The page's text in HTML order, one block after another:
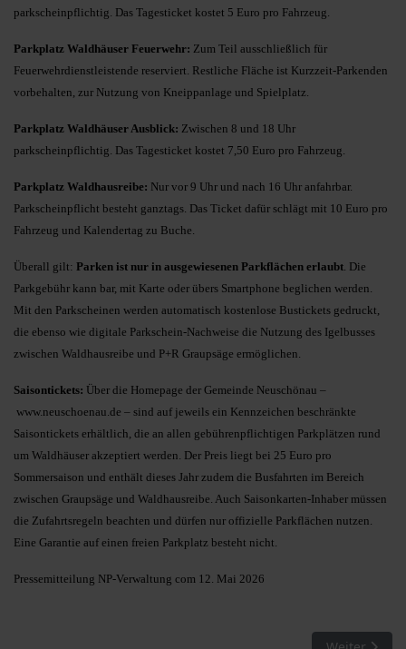
parkscheinpflichtig. Das Tagesticket kostet 5 Euro pro Fahrzeug.
Parkplatz Waldhäuser Feuerwehr: Zum Teil ausschließlich für
Feuerwehrdienstleistende reserviert. Restliche Fläche ist Kurzzeit-Parkenden
vorbehalten, zur Nutzung von Kneippanlage und Spielplatz.
Parkplatz Waldhäuser Ausblick: Zwischen 8 und 18 Uhr
parkscheinpflichtig. Das Tagesticket kostet 7,50 Euro pro Fahrzeug.
Parkplatz Waldhausreibe: Nur vor 9 Uhr und nach 16 Uhr anfahrbar.
Parkscheinpflicht besteht ganztags. Das Ticket dafür schlägt mit 10 Euro pro
Fahrzeug und Kalendertag zu Buche.
Überall gilt: Parken ist nur in ausgewiesenen Parkflächen erlaubt. Die
Parkgebühr kann bar, mit Karte oder übers Smartphone beglichen werden.
Mit den Parkscheinen werden automatisch kostenlose Bustickets gedruckt,
die ebenso wie digitale Parkschein-Nachweise die Nutzung des Igelbusses
zwischen Waldhausreibe und P+R Graupsäge ermöglichen.
Saisontickets: Über die Homepage der Gemeinde Neuschönau –
www.neuschoenau.de – sind auf jeweils ein Kennzeichen beschränkte
Saisontickets erhältlich, die an allen gebührenpflichtigen Parkplätzen rund
um Waldhäuser akzeptiert werden. Der Preis liegt bei 25 Euro pro
Sommersaison und enthält dieses Jahr zudem die Busfahrten im Bereich
zwischen Graupsäge und Waldhausreibe. Auch Saisonkarten-Inhaber müssen
die Zufahrtsregeln beachten und dürfen nur offizielle Parkflächen nutzen.
Eine Garantie auf einen freien Parkplatz besteht nicht.
Pressemitteilung NP-Verwaltung com 12. Mai 2026